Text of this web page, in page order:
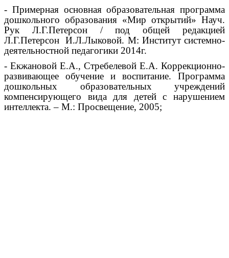
- Примерная основная образовательная программа
дошкольного образования «Мир открытий» Науч.
Рук Л.Г.Петерсон / под общей редакцией
Л.Г.Петерсон И.Л.Лыковой. М: Институт системно-
деятельностной педагогики 2014г.
- Екжановой Е.А., Стребелевой Е.А. Коррекционно-
развивающее обучение и воспитание. Программа
дошкольных образовательных учреждений
компенсирующего вида для детей с нарушением
интеллекта. – М.: Просвещение, 2005;